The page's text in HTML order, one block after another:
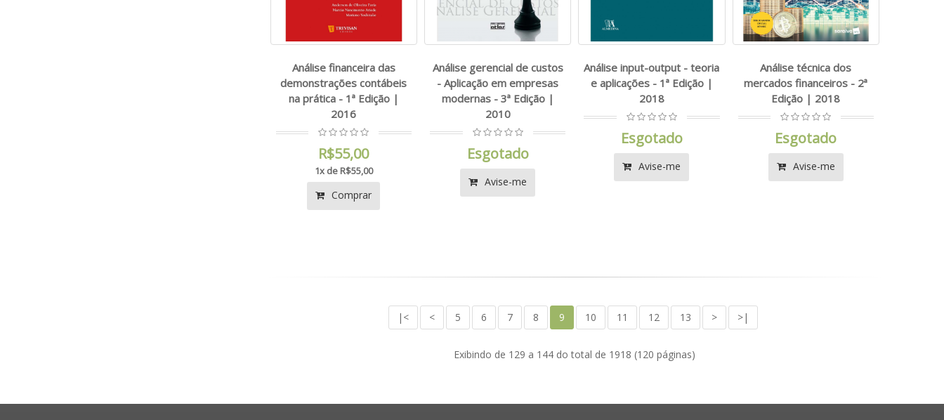
Análise financeira das
demonstrações contábeis
na prática - 1ª Edição |
2016
R$55,00
1x de R$55,00
Comprar
Análise gerencial de custos
- Aplicação em empresas
modernas - 3ª Edição |
2010
Esgotado
Avise-me
Análise input-output - teoria
e aplicações - 1ª Edição |
2018
Esgotado
Avise-me
Análise técnica dos
mercados financeiros - 2ª
Edição | 2018
Esgotado
Avise-me
|< < 5 6 7 8 9 10 11 12 13 > >|
Exibindo de 129 a 144 do total de 1918 (120 páginas)